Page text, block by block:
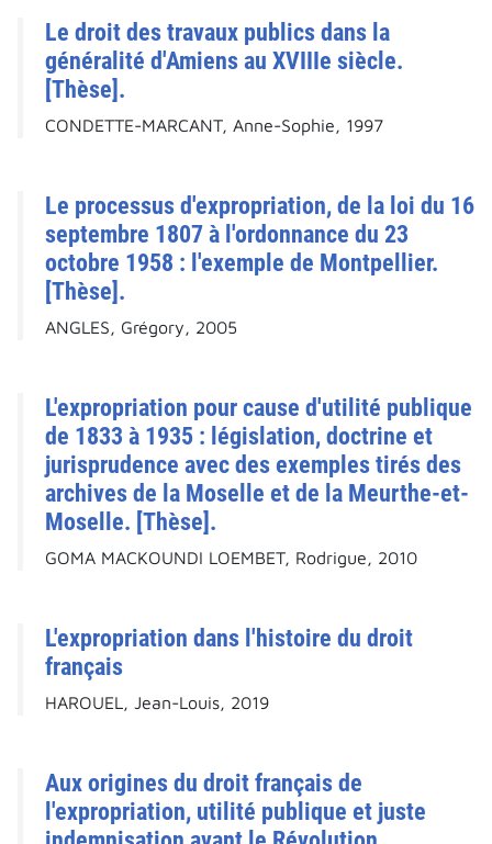
Le droit des travaux publics dans la
généralité d'Amiens au XVIIIe siècle.
[Thèse].
CONDETTE-MARCANT, Anne-Sophie, 1997
Le processus d'expropriation, de la loi du 16
septembre 1807 à l'ordonnance du 23
octobre 1958 : l'exemple de Montpellier.
[Thèse].
ANGLES, Grégory, 2005
L'expropriation pour cause d'utilité publique
de 1833 à 1935 : législation, doctrine et
jurisprudence avec des exemples tirés des
archives de la Moselle et de la Meurthe-et-
Moselle. [Thèse].
GOMA MACKOUNDI LOEMBET, Rodrigue, 2010
L'expropriation dans l'histoire du droit
français
HAROUEL, Jean-Louis, 2019
Aux origines du droit français de
l'expropriation, utilité publique et juste